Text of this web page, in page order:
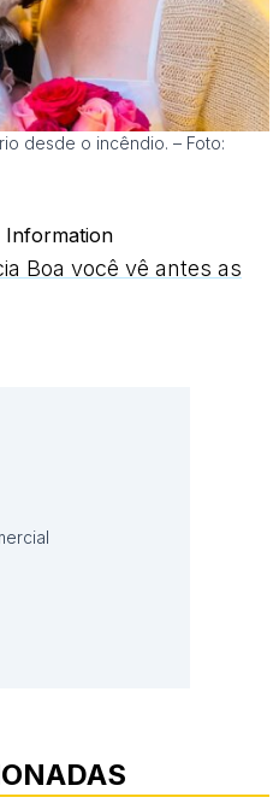
desde o incêndio. – Foto:
Information
Boa você vê antes as